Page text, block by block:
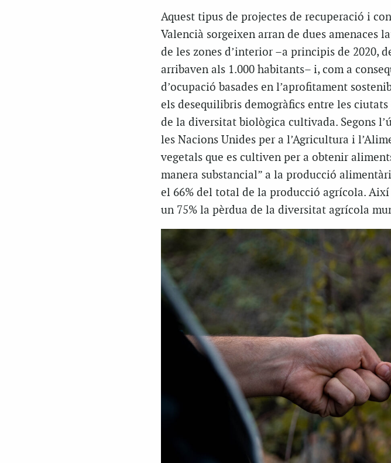
Aquest tipus de projectes de recuperació i
Valencià sorgeixen arran de dues amenaces
de les zones d’interior –a principis de 2020,
arribaven als 1.000 habitants– i, com a
d’ocupació basades en l’aprofitament
els desequilibris demogràfics entre les
de la diversitat biològica cultivada. Segons
les Nacions Unides per a l’Agricultura i
vegetals que es cultiven per a obtenir
manera substancial” a la producció
el 66% del total de la producció agrícola.
un 75% la pèrdua de la diversitat agrícola